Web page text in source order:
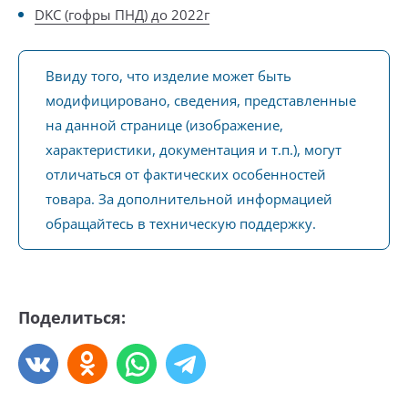
DKC (гофры ПНД) до 2022г
Ввиду того, что изделие может быть
модифицировано, сведения, представленные
на данной странице (изображение,
характеристики, документация и т.п.), могут
отличаться от фактических особенностей
товара. За дополнительной информацией
обращайтесь в техническую поддержку.
Поделиться: